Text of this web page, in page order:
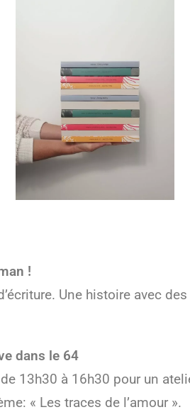
!
Une histoire avec
dans le 64
13h30 à 16h30 pour un
« Les traces de l’amour ».